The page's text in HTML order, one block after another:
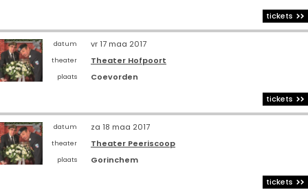
tickets
datum vr 17 maa 2017
theater Theater Hofpoort
plaats
Coevorden
tickets
datum za 18 maa 2017
theater Theater Peeriscoop
plaats
Gorinchem
tickets